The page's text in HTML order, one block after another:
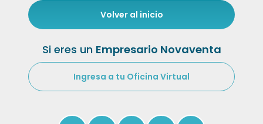
Volver al inicio
Si eres un Empresario Novaventa
Ingresa a tu Oficina Virtual